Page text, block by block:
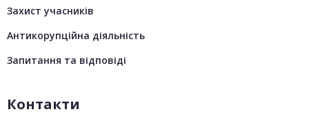
Захист учасників
Антикорупційна діяльність
Запитання та відповіді
Контакти